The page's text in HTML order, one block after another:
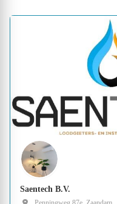
Saentech B.V.